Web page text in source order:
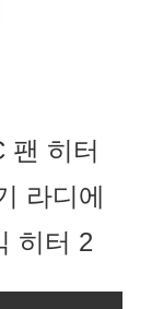
팬 히터
라디에
히터 2